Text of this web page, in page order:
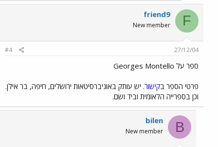
F
friend9
New member
27/12/04
#4
ספר על Georges Montello
פרטי הספר בקישור. יש עותק באוניברסיטאות ירושלים, חיפה, בר אילן.
וכן בספרייה הלאומית וביד ושם.
B
bilen
New member